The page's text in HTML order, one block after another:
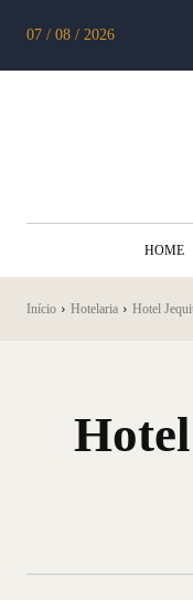
07 / 08 / 2026
HOME
Início Hotelaria Hotel